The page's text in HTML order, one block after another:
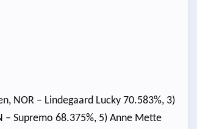
NOR – Lindegaard Lucky 70.583%, 3)
– Supremo 68.375%, 5) Anne Mette